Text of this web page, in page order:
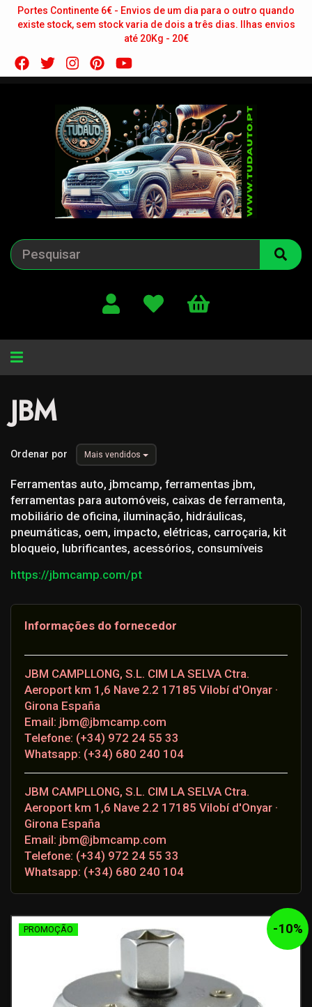
Portes Continente 6€ - Envios de um dia para o outro quando
existe stock, sem stock varia de dois a três dias. Ilhas envios
até 20Kg - 20€
Alternar
JBM
Ordenar por Mais vendidos
Ferramentas auto, jbmcamp, ferramentas jbm,
ferramentas para automóveis, caixas de ferramenta,
mobiliário de oficina, iluminação, hidráulicas,
pneumáticas, oem, impacto, elétricas, carroçaria, kit
bloqueio, lubrificantes, acessórios, consumíveis
https://jbmcamp.com/pt
Informações do fornecedor
JBM CAMPLLONG, S.L. CIM LA SELVA Ctra.
Aeroport km 1,6 Nave 2.2 17185 Vilobí d'Onyar ·
Girona España
Email: jbm@jbmcamp.com
Telefone: (+34) 972 24 55 33
Whatsapp: (+34) 680 240 104
JBM CAMPLLONG, S.L. CIM LA SELVA Ctra.
Aeroport km 1,6 Nave 2.2 17185 Vilobí d'Onyar ·
Girona España
Email: jbm@jbmcamp.com
Telefone: (+34) 972 24 55 33
Whatsapp: (+34) 680 240 104
-10%
PROMOÇÃO